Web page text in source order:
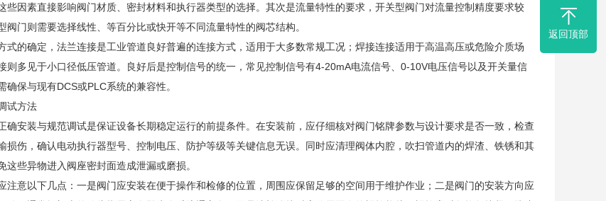
些因素直接影响阀门材质、密封材料和执行器类型的选择。其次是流量特性的要求，开关型阀门对流量控制精度要求较
阀门则需要选择线性、等百分比或快开等不同流量特性的阀芯结构。
式的确定，法兰连接是工业管道良好普遍的连接方式，适用于大多数常规工况；焊接连接适用于高温高压或危险介质场
则多见于小口径低压管道。良好后是控制信号的统一，常见控制信号有4-20mA电流信号、0-10V电压信号以及开关量信
确保与现有DCS或PLC系统的兼容性。
试方法
确安装与规范调试是保证设备长期稳定运行的前提条件。在安装前，应仔细核对阀门铭牌参数与设计要求是否一致，检查
损伤，确认电动执行器型号、控制电压、防护等级等关键信息无误。同时应清理阀体内腔，吹扫管道内的焊渣、铁锈和其
这些异物进入阀座密封面造成泄漏或磨损。
注意以下几点：一是阀门应安装在便于操作和检修的位置，周围应保留足够的空间用于维护作业；二是阀门的安装方向应
返回顶部